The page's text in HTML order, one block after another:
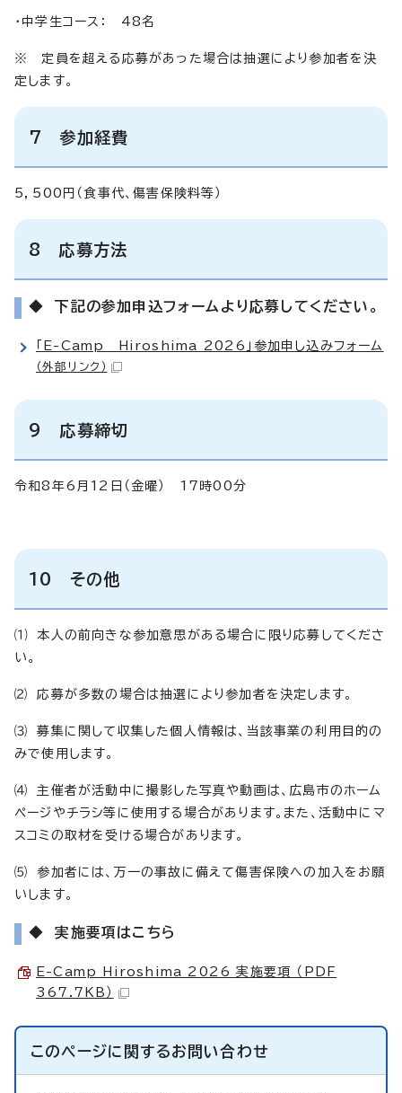
・中学生コース： 48名
※ 定員を超える応募があった場合は抽選により参加者を決
定します。
7 参加経費
5，500円（食事代、傷害保険料等）
8 応募方法
◆ 下記の参加申込フォームより応募してください。
「E-Camp Hiroshima 2026」参加申し込みフォーム
（外部リンク）
9 応募締切
令和8年6月12日（金曜） 17時00分
10 その他
⑴ 本人の前向きな参加意思がある場合に限り応募してくださ
い。
⑵ 応募が多数の場合は抽選により参加者を決定します。
⑶ 募集に関して収集した個人情報は、当該事業の利用目的の
みで使用します。
⑷ 主催者が活動中に撮影した写真や動画は、広島市のホーム
ページやチラシ等に使用する場合があります。また、活動中にマ
スコミの取材を受ける場合があります。
⑸ 参加者には、万一の事故に備えて傷害保険への加入をお願
いします。
◆ 実施要項はこちら
E-Camp Hiroshima 2026 実施要項 （PDF
367.7KB）
このページに関するお問い合わせ